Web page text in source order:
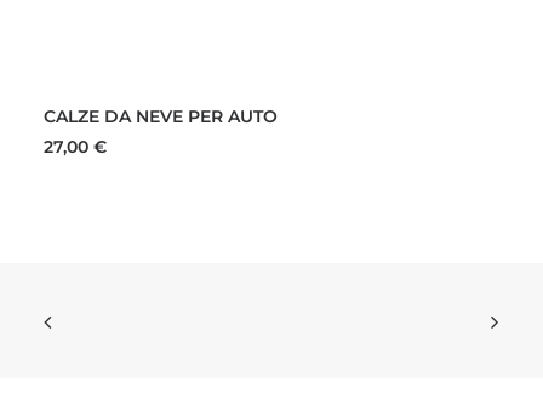
ha
più
pagina
CALZE DA NEVE PER AUTO
27,00 €